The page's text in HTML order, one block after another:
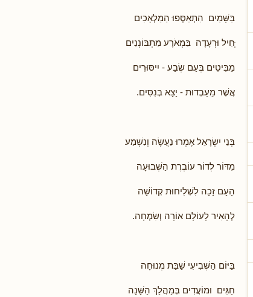
בַּשָּׁמַיִם הִתְאַסְּפוּ הַמַּלְאָכִים
ְּחִיל וּרְעָדָה בִּמְאֹרָע מִתְבּוֹנְנִים
מֵבִּיטִים בְּעַם שְׂבַע - יִיסּוּרִים
אֲשֶׁר מֵעַבְדוּת - יָצָא בְּנִסִּים.
בְּנֵי יִשְׂרָאֵל אָמְרוּ נַעֲשֶׂה וְנִשְׁמַע
מִדּוֹר לְדוֹר עוֹבֶרֶת הַשְּׁבוּעָה
הָעָם זָכָה לִשְׁלִיחוּת קְדוֹשָׁה
לְהָאִיר לָעוֹלָם אוֹרָה וְשִׂמְחָה.
בַּיּוֹם הַשְּׁבִיעִי שַׁבַּת מְנוּחָה
חַגִּים וּמוֹעֲדִים בְּמַהֲלַךְ הַשָּׁנָה